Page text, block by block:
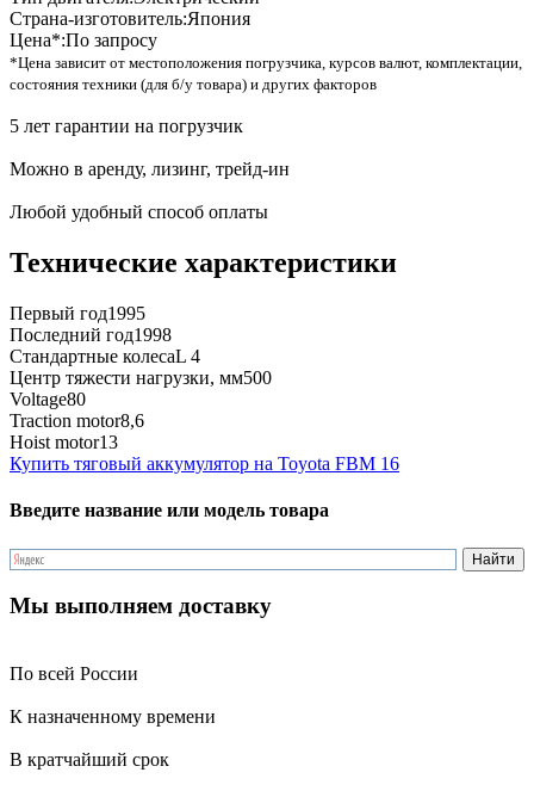
Страна-изготовитель:Япония
Цена*:По запросу
*Цена зависит от местоположения погрузчика, курсов валют, комплектации,
состояния техники (для б/у товара) и других факторов
5 лет гарантии на погрузчик
Можно в аренду, лизинг, трейд-ин
Любой удобный способ оплаты
Технические характеристики
Первый год1995
Последний год1998
Стандартные колесаL 4
Центр тяжести нагрузки, мм500
Voltage80
Traction motor8,6
Hoist motor13
Купить тяговый аккумулятор на Toyota FBM 16
Введите название или модель товара
Мы выполняем доставку
По всей России
К назначенному времени
В кратчайший срок